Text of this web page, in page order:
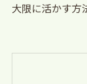
大限に活かす方